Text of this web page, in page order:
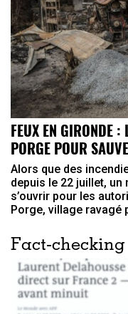
FEUX EN GIRONDE
PORGE POUR
Alors que des
depuis le 22 juillet,
s’ouvrir pour les
Porge, village ravagé
Fact-checking